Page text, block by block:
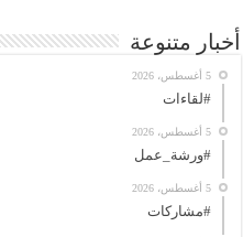
أخبار متنوعة
5 أغسطس، 2026
#لقاءات
5 أغسطس، 2026
#ورشة_عمل
5 أغسطس، 2026
#مشاركات